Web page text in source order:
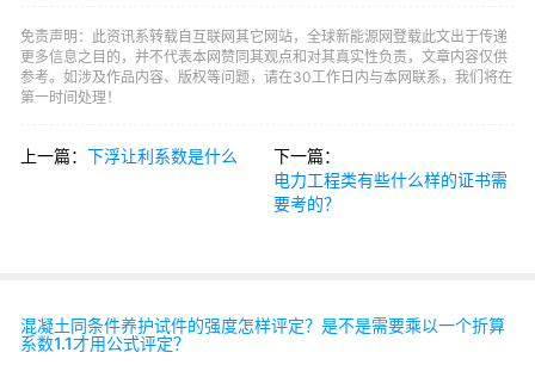
免责声明：此资讯系转载自互联网其它网站，全球新能源网登载此文出于传递
更多信息之目的，并不代表本网赞同其观点和对其真实性负责，文章内容仅供
参考。如涉及作品内容、版权等问题，请在30工作日内与本网联系，我们将在
第一时间处理！
上一篇： 下浮让利系数是什么
下一篇：
电力工程类有些什么样的证书需
要考的？
混凝土同条件养护试件的强度怎样评定？是不是需要乘以一个折算
系数1.1才用公式评定？